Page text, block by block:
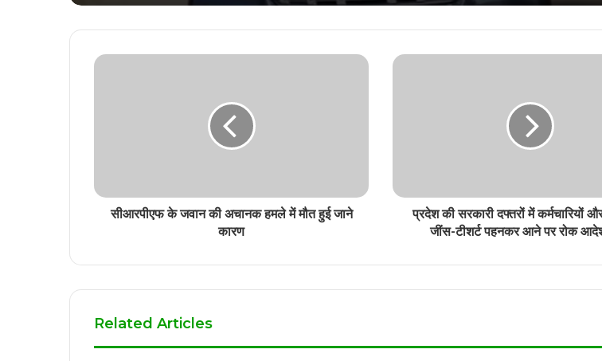
रायपुर स्थित निवास पर दिया गया
ऐतिहासिक उपलब्धि, सीएम विष्णु देव
शुभकामनाएं
छत्तीसगढ़ में आज से धान खरीदी,
सीआरपीएफ के जवान की अचानक हमले में मौत हुई जाने
कारण
प्रदेश की सरकारी दफ्तरों में कर्मचारियों
जींस-टीशर्ट पहनकर आने पर रोक
Related Articles